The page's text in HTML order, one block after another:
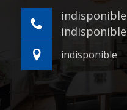
indisponible
indisponible
indisponible